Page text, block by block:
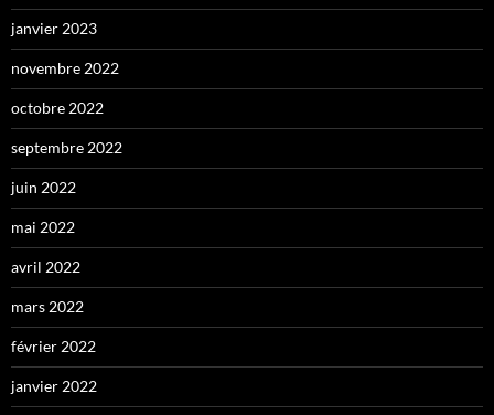
janvier 2023
novembre 2022
octobre 2022
septembre 2022
juin 2022
mai 2022
avril 2022
mars 2022
février 2022
janvier 2022